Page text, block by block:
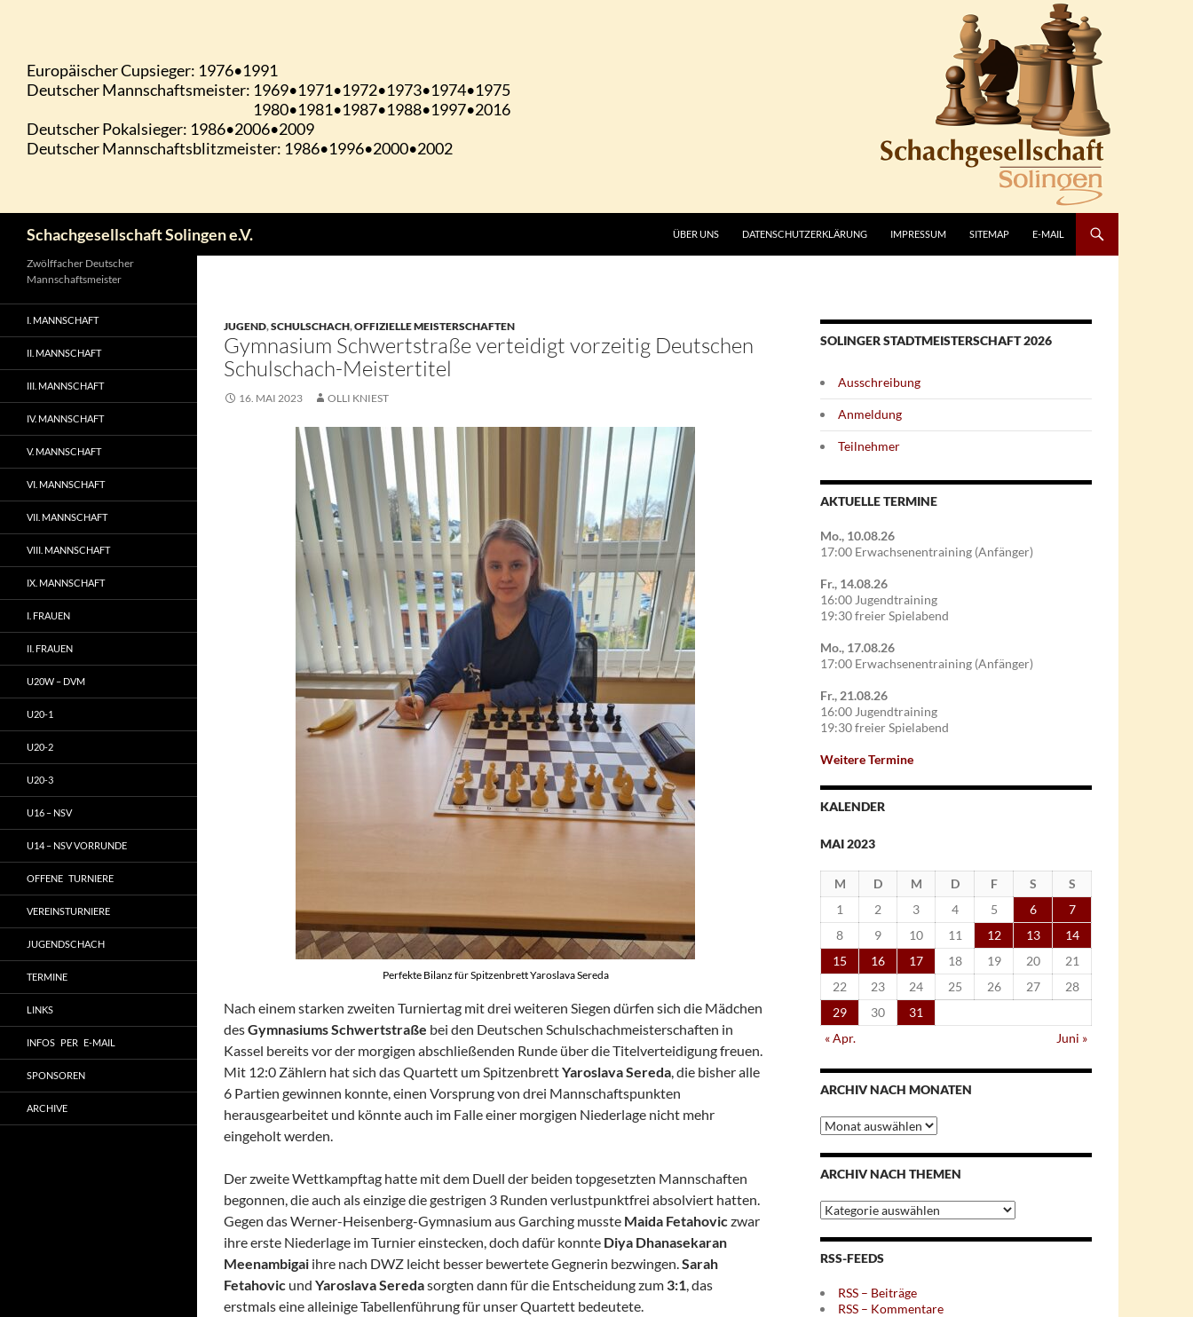
Schachgesellschaft Solingen e.V. ÜBER UNS DATENSCHUTZERKLÄRUNG IMPRESSUM SITEMAP E-MAIL
JUGEND,SCHULSCHACH,OFFIZIELLE MEISTERSCHAFTEN
Gymnasium Schwertstraße verteidigt vorzeitig Deutschen
Schulschach-Meistertitel
16. MAI 2023 OLLI KNIEST
Perfekte Bilanz für Spitzenbrett Yaroslava Sereda
Nach einem starken zweiten Turniertag mit drei weiteren Siegen dürfen sich die Mädchen
desGymnasiums Schwertstraße bei den Deutschen Schulschachmeisterschaften in
Kassel bereits vor der morgigen abschließenden Runde über die Titelverteidigung freuen.
Mit 12:0 Zählern hat sich das Quartett um SpitzenbrettYaroslava Sereda, die bisher alle
6 Partien gewinnen konnte, einen Vorsprung von drei Mannschaftspunkten
herausgearbeitet und könnte auch im Falle einer morgigen Niederlage nicht mehr
eingeholt werden.
Der zweite Wettkampftag hatte mit dem Duell der beiden topgesetzten Mannschaften
begonnen, die auch als einzige die gestrigen 3 Runden verlustpunktfrei absolviert hatten.
Gegen das Werner-Heisenberg-Gymnasium aus Garching musste Maida Fetahoviczwar
ihre erste Niederlage im Turnier einstecken, doch dafür konnte Diya Dhanasekaran
Meenambigai ihre nach DWZ leicht besser bewertete Gegnerin bezwingen.Sarah
Fetahovic und Yaroslava Seredasorgten dann für die Entscheidung zum 3:1, das
erstmals eine alleinige Tabellenführung für unser Quartett bedeutete.
SOLINGER STADTMEISTERSCHAFT 2026
Ausschreibung
Anmeldung
Teilnehmer
AKTUELLE TERMINE
Mo., 10.08.26
17:00 Erwachsenentraining (Anfänger)
Fr., 14.08.26
16:00 Jugendtraining
19:30 freier Spielabend
Mo., 17.08.26
17:00 Erwachsenentraining (Anfänger)
Fr., 21.08.26
16:00 Jugendtraining
19:30 freier Spielabend
Weitere Termine
KALENDER
MAI 2023
M D M D F S
S
1
2 3 4 5 6
7
8
9 10 11 12 13
14
15
16 17 18 19 20
21
22
23 24 25 26 27
28
29
30
31
« Apr.
Juni »
ARCHIV NACH MONATEN
Archiv
nach
Monaten
ARCHIV NACH THEMEN
Archiv
nach
Themen
RSS-FEEDS
RSS – Beiträge
RSS – Kommentare
Zwölffacher Deutscher
Mannschaftsmeister
I. MANNSCHAFT
II. MANNSCHAFT
III. MANNSCHAFT
IV. MANNSCHAFT
V. MANNSCHAFT
VI. MANNSCHAFT
VII. MANNSCHAFT
VIII. MANNSCHAFT
IX. MANNSCHAFT
I. FRAUEN
II. FRAUEN
U20W – DVM
U20-1
U20-2
U20-3
U16 – NSV
U14 – NSV VORRUNDE
OFFENE TURNIERE
VEREINSTURNIERE
JUGENDSCHACH
TERMINE
LINKS
INFOS PER E-MAIL
SPONSOREN
ARCHIVE